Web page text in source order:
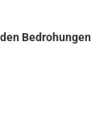
Bedrohungen